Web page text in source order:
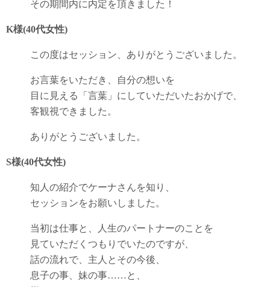
その期間内に内定を頂きました！
K様(40代女性)
この度はセッション、ありがとうございました。
お言葉をいただき、自分の想いを
目に見える「言葉」にしていただいたおかげで、
客観視できました。
ありがとうございました。
S様(40代女性)
知人の紹介でケーナさんを知り、
セッションをお願いしました。
当初は仕事と、人生のパートナーのことを
見ていただくつもりでいたのですが、
話の流れで、主人とその今後、
息子の事、妹の事……と、